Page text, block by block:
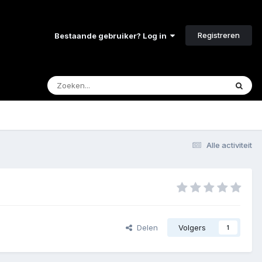
Bestaande gebruiker? Log in Registreren
Alle activiteit
Delen Volgers 1